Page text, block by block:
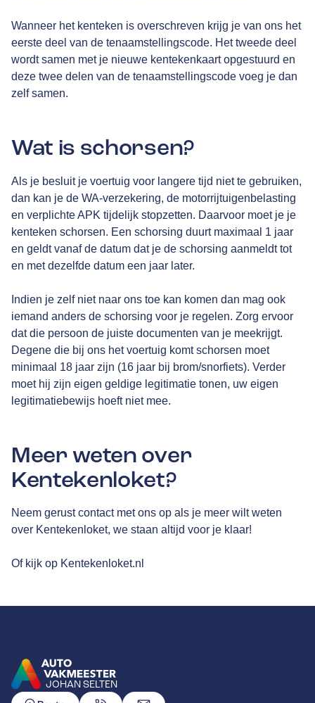
Wanneer het kenteken is overschreven krijg je van ons het
eerste deel van de tenaamstellingscode. Het tweede deel
wordt samen met je nieuwe kentekenkaart opgestuurd en
deze twee delen van de tenaamstellingscode voeg je dan
zelf samen.
Wat is schorsen?
Als je besluit je voertuig voor langere tijd niet te gebruiken,
dan kan je de WA-verzekering, de motorrijtuigenbelasting
en verplichte APK tijdelijk stopzetten. Daarvoor moet je je
kenteken schorsen. Een schorsing duurt maximaal 1 jaar
en geldt vanaf de datum dat je de schorsing aanmeldt tot
en met dezelfde datum een jaar later.
Indien je zelf niet naar ons toe kan komen dan mag ook
iemand anders de schorsing voor je regelen. Zorg ervoor
dat die persoon de juiste documenten van je meekrijgt.
Degene die bij ons het voertuig komt schorsen moet
minimaal 18 jaar zijn (16 jaar bij brom/snorfiets). Verder
moet hij zijn eigen geldige legitimatie tonen, uw eigen
legitimatiebewijs hoeft niet mee.
Meer weten over
Kentekenloket?
Neem gerust contact met ons op als je meer wilt weten
over Kentekenloket, we staan altijd voor je klaar!
Of kijk op Kentekenloket.nl
JOHAN SELTEN
GA NAAR DE HOMEPAGINA